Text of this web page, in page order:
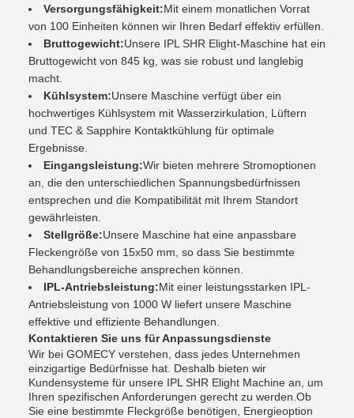
Versorgungsfähigkeit:Mit einem monatlichen Vorrat
von 100 Einheiten können wir Ihren Bedarf effektiv erfüllen.
Bruttogewicht:Unsere IPL SHR Elight-Maschine hat ein
Bruttogewicht von 845 kg, was sie robust und langlebig
macht.
Kühlsystem:Unsere Maschine verfügt über ein
hochwertiges Kühlsystem mit Wasserzirkulation, Lüftern
und TEC & Sapphire Kontaktkühlung für optimale
Ergebnisse.
Eingangsleistung:Wir bieten mehrere Stromoptionen
an, die den unterschiedlichen Spannungsbedürfnissen
entsprechen und die Kompatibilität mit Ihrem Standort
gewährleisten.
Stellgröße:Unsere Maschine hat eine anpassbare
Fleckengröße von 15x50 mm, so dass Sie bestimmte
Behandlungsbereiche ansprechen können.
IPL-Antriebsleistung:Mit einer leistungsstarken IPL-
Antriebsleistung von 1000 W liefert unsere Maschine
effektive und effiziente Behandlungen.
Kontaktieren Sie uns für Anpassungsdienste
Wir bei GOMECY verstehen, dass jedes Unternehmen
einzigartige Bedürfnisse hat. Deshalb bieten wir
Kundensysteme für unsere IPL SHR Elight Machine an, um
Ihren spezifischen Anforderungen gerecht zu werden.Ob
Sie eine bestimmte Fleckgröße benötigen, Energieoption